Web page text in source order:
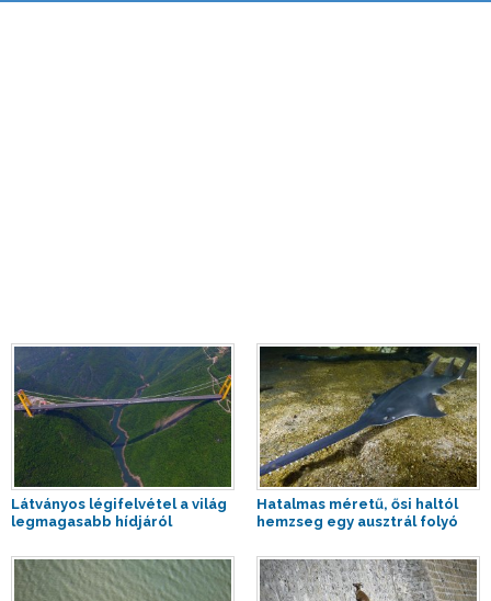
Látványos légifelvétel a világ
legmagasabb hídjáról
Hatalmas méretű, ősi haltól
hemzseg egy ausztrál folyó